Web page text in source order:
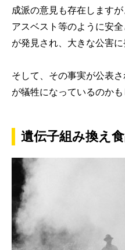
成派の意見も存在しますが
アスベスト等のように安
が発見され、大きな公害
そして、その事実が公表
が犠牲になっているのかも
遺伝子組み換え